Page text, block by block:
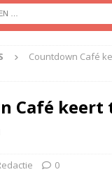
Countdown Café
Café keert
0